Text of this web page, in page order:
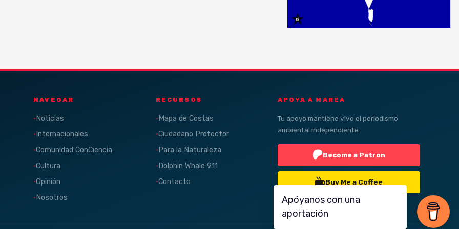
NAVEGAR
Noticias
Internacionales
Comunidad ConCiencia
Cultura
Opinión
Nosotros
RECURSOS
Mapa de Costas
Ciudadano Protector
Para la Naturaleza
Dolphin Whale 911
Contacto
APOYA A MAREA
Tu apoyo mantiene vivo el periodismo
ambiental independiente.
Become a Patron
Buy Me a Coffee
Apóyanos con una
aportación